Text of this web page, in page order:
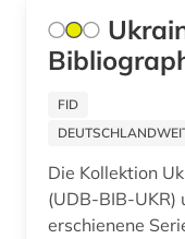
FID
Die Kollektion
(UDB-BIB-
erschienene